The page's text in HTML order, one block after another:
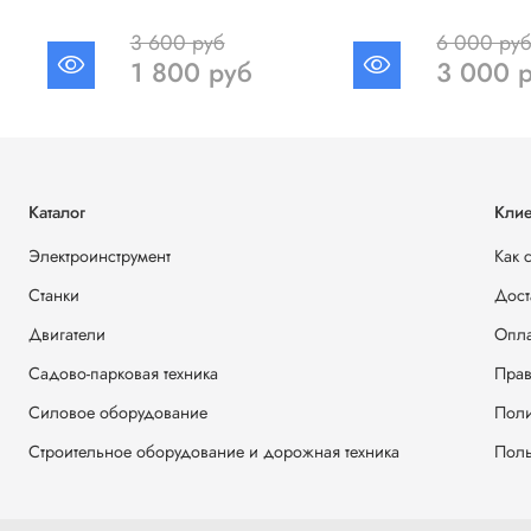
3 600 руб
1 800 руб
6 000
3 000
Каталог
Электроинструмент
Станки
Двигатели
Садово-парковая техника
Силовое оборудование
Строительное оборудование и дорожная техника
Как